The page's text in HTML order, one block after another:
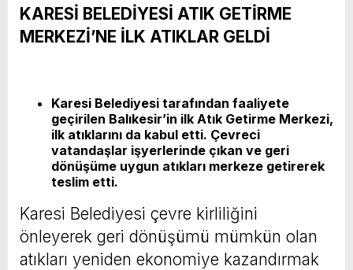
KARESİ BELEDİYESİ ATIK GETİRME
MERKEZİ’NE İLK ATIKLAR GELDİ
Karesi Belediyesi tarafından faaliyete
geçirilen Balıkesir’in ilk Atık Getirme Merkezi,
ilk atıklarını da kabul etti. Çevreci
vatandaşlar işyerlerinde çıkan ve geri
dönüşüme uygun atıkları merkeze getirerek
teslim etti.
Karesi Belediyesi çevre kirliliğini
önleyerek geri dönüşümü mümkün olan
atıkları yeniden ekonomiye kazandırmak